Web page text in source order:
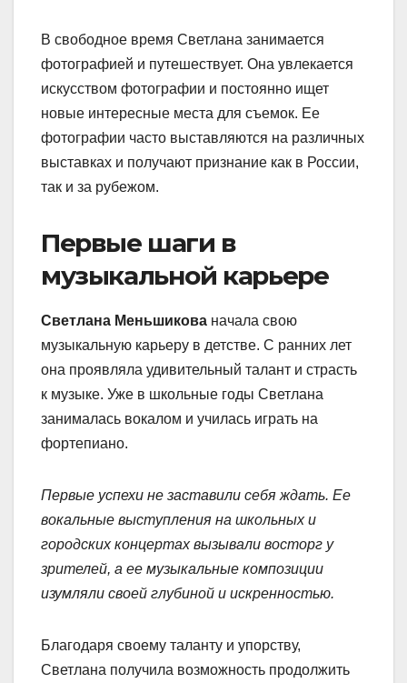
В свободное время Светлана занимается
фотографией и путешествует. Она увлекается
искусством фотографии и постоянно ищет
новые интересные места для съемок. Ее
фотографии часто выставляются на различных
выставках и получают признание как в России,
так и за рубежом.
Первые шаги в
музыкальной карьере
Светлана Меньшикова начала свою
музыкальную карьеру в детстве. С ранних лет
она проявляла удивительный талант и страсть
к музыке. Уже в школьные годы Светлана
занималась вокалом и училась играть на
фортепиано.
Первые успехи не заставили себя ждать. Ее
вокальные выступления на школьных и
городских концертах вызывали восторг у
зрителей, а ее музыкальные композиции
изумляли своей глубиной и искренностью.
Благодаря своему таланту и упорству,
Светлана получила возможность продолжить